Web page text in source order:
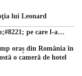
lui Leonard
pe care l-a
oraș din România în
o cameră de hotel